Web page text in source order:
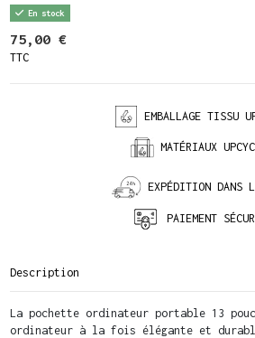
En stock
75,00 €
TTC
EMBALLAGE TISSU
MATÉRIAUX
EXPÉDITION DANS
PAIEMENT
Description
La pochette ordinateur portable 13
ordinateur à la fois élégante et